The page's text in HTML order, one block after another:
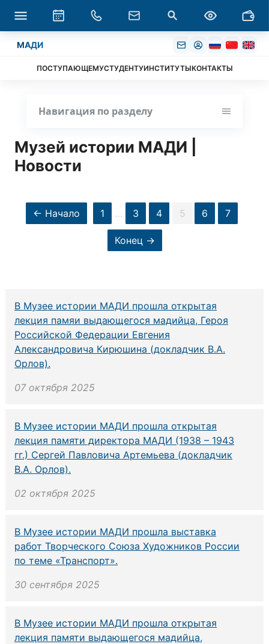
МАДИ
ПОСТУПАЮЩЕМУСТУДЕНТУИНСТИТУТЫКОНТАКТЫ
Музей истории МАДИ |
Новости
← Начало 1 … 3 4 5 6 7
Конец →
В Музее истории МАДИ прошла открытая
лекция памяи выдающегося мадийца, Героя
Российской Федерации Евгения
Александровича Кирюшина (докладчик В.А.
Орлов).
07 октября 2025
В Музее истории МАДИ прошла открытая
лекция памяти директора МАДИ (1938 – 1943
гг.) Сергей Павловича Артемьева (докладчик
В.А. Орлов).
02 октября 2025
В Музее истории МАДИ прошла выставка
работ Творческого Союза Художников России
по теме «Транспорт».
30 сентября 2025
В Музее истории МАДИ прошла открытая
лекция памяти выдающегося мадийца,
Навигация по разделу